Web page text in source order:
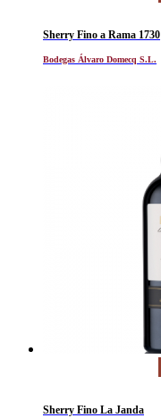
Sherry Fino a Rama 1730
Bodegas Álvaro Domecq S.L.
Sherry Fino La Janda